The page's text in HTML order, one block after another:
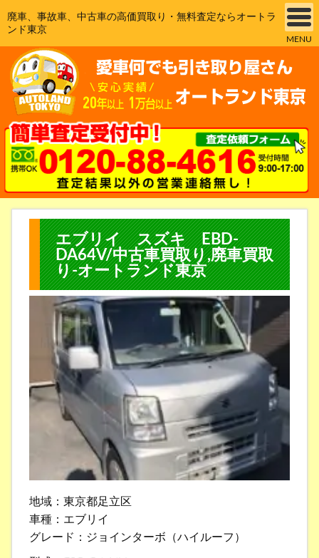
廃車、事故車、中古車の高価買取り・無料査定ならオートラ
ンド東京
MENU
エブリイ スズキ EBD-
DA64V/中古車買取り,廃車買取
り-オートランド東京
地域：東京都足立区
車種：エブリイ
グレード：ジョインターボ（ハイルーフ）